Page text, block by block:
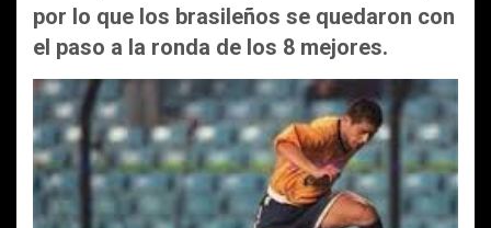
por lo que los brasileños se quedaron con
el paso a la ronda de los 8 mejores.